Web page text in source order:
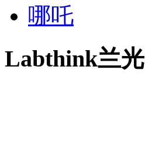
哪吒
Labthink兰光